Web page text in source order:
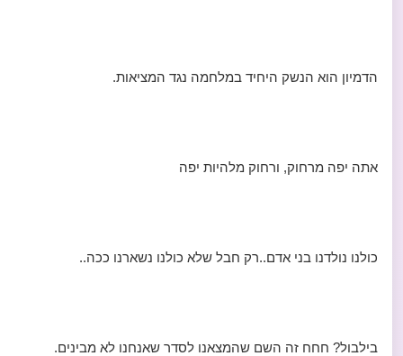
הדמיון הוא הנשק היחיד במלחמה נגד המציאות.
אתה יפה מרחוק, ורחוק מלהיות יפה
כולנו נולדנו בני אדם..רק חבל שלא כולנו נשארנו ככה..
בילבול? חחח זה השם שהמצאנו לסדר שאנחנו לא מבינים.